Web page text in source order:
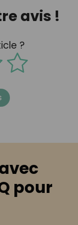
avis !
?
pour